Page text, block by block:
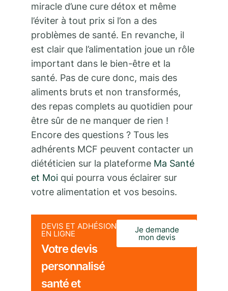
miracle d’une cure détox et même
l’éviter à tout prix si l’on a des
problèmes de santé. En revanche, il
est clair que l’alimentation joue un rôle
important dans le bien-être et la
santé. Pas de cure donc, mais des
aliments bruts et non transformés,
des repas complets au quotidien pour
être sûr de ne manquer de rien !
Encore des questions ? Tous les
adhérents MCF peuvent contacter un
diététicien sur la plateforme Ma Santé
et Moi qui pourra vous éclairer sur
votre alimentation et vos besoins.
DEVIS ET ADHÉSION
EN LIGNE
Votre devis
personnalisé
santé et
Je demande
mon devis